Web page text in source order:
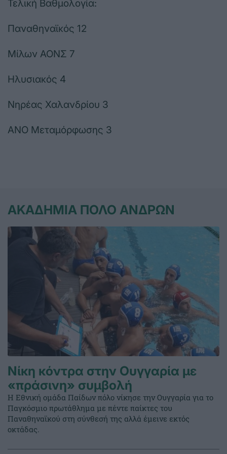
Τελική Βαθμολογία:
Παναθηναϊκός 12
Μίλων ΑΟΝΣ 7
Ηλυσιακός 4
Νηρέας Χαλανδρίου 3
ΑΝΟ Μεταμόρφωσης 3
ΑΚΑΔΗΜΙΑ ΠΟΛΟ ΑΝΔΡΩΝ
Νίκη κόντρα στην Ουγγαρία με
«πράσινη» συμβολή
Η Εθνική ομάδα Παίδων πόλο νίκησε την Ουγγαρία για το
Παγκόσμιο πρωτάθλημα με πέντε παίκτες του
Παναθηναϊκού στη σύνθεσή της αλλά έμεινε εκτός
οκτάδας.